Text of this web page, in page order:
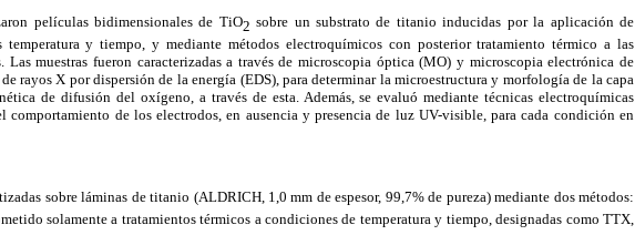
películas bidimensionales de TiO2 sobre un substrato de titanio inducidas por la aplicación de
temperatura y tiempo, y mediante métodos electroquímicos con posterior tratamiento térmico a las
Las muestras fueron caracterizadas a través de microscopia óptica (MO) y microscopia electrónica de
rayos X por dispersión de la energía (EDS), para determinar la microestructura y morfología de la capa
de difusión del oxígeno, a través de esta. Además, se evaluó mediante técnicas electroquímicas
de los electrodos, en ausencia y presencia de luz UV-visible, para cada condición en
sobre láminas de titanio (ALDRICH, 1,0 mm de espesor, 99,7% de pureza) mediante dos métodos:
solamente a tratamientos térmicos a condiciones de temperatura y tiempo, designadas como TTX,